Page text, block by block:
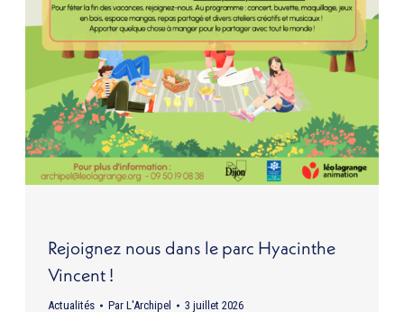
Rejoignez nous dans le parc Hyacinthe
Vincent !
Actualités Par L'Archipel 3 juillet 2026